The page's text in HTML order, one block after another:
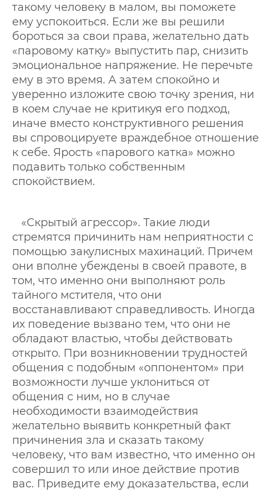
такому человеку в малом, вы поможете
ему успокоиться. Если же вы решили
бороться за свои права, желательно дать
«паровому катку» выпустить пар, снизить
эмоциональное напряжение. Не перечьте
ему в это время. А затем спокойно и
уверенно изложите свою точку зрения, ни
в коем случае не критикуя его подход,
иначе вместо конструктивного решения
вы спровоцируете враждебное отношение
к себе. Ярость «парового катка» можно
подавить только собственным
спокойствием.
«Скрытый агрессор». Такие люди
стремятся причинить нам неприятности с
помощью закулисных махинаций. Причем
они вполне убеждены в своей правоте, в
том, что именно они выполняют роль
тайного мстителя, что они
восстанавливают справедливость. Иногда
их поведение вызвано тем, что они не
обладают властью, чтобы действовать
открыто. При возникновении трудностей
общения с подобным «оппонентом» при
возможности лучше уклониться от
общения с ним, но в случае
необходимости взаимодействия
желательно выявить конкретный факт
причинения зла и сказать такому
человеку, что вам известно, что именно он
совершил то или иное действие против
вас. Приведите ему доказательства, если